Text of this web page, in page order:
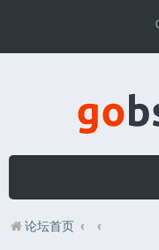
论坛首页